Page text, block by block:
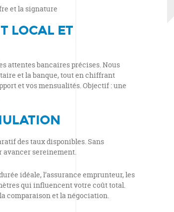
et la signature
LOCAL ET
attentes bancaires précises. Nous
et la banque, tout en chiffrant
et vos mensualités. Objectif : une
des taux disponibles. Sans
avancer sereinement.
idéale, l’assurance emprunteur, les
qui influencent votre coût total.
comparaison et la négociation.